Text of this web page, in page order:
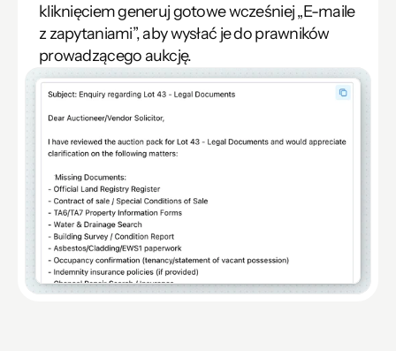
kliknięciem generuj gotowe wcześniej „E-maile
z zapytaniami”, aby wysłać je do prawników
prowadzącego aukcję.